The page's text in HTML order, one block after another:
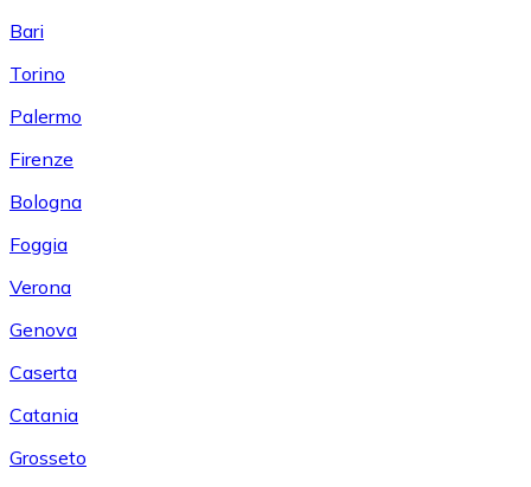
Bari
Torino
Palermo
Firenze
Bologna
Foggia
Verona
Genova
Caserta
Catania
Grosseto